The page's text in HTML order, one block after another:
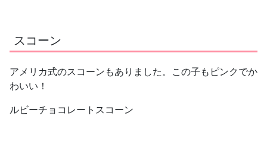
スコーン
アメリカ式のスコーンもありました。この子もピンクでか
わいい！
ルビーチョコレートスコーン